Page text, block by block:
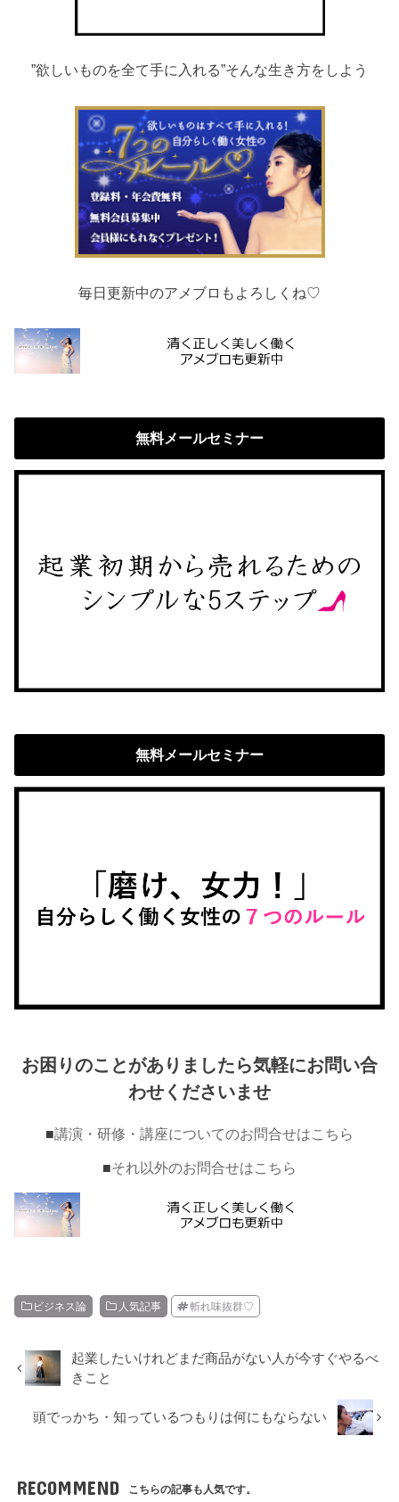
”欲しいものを全て手に入れる”そんな生き方をしよう
毎日更新中のアメブロもよろしくね♡
無料メールセミナー
無料メールセミナー
お困りのことがありましたら気軽にお問い合
わせくださいませ
■講演・研修・講座についてのお問合せはこちら
■それ以外のお問合せはこちら
ビジネス論 人気記事 斬れ味抜群♡
起業したいけれどまだ商品がない人が今すぐやるべ
きこと
頭でっかち・知っているつもりは何にもならない
RECOMMEND こちらの記事も人気です。